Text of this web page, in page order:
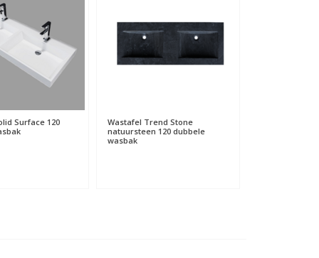
Surface 120
Wastafel Trend Stone
natuursteen 120 dubbele
wasbak